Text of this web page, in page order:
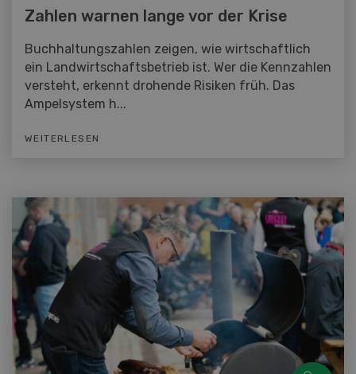
Zahlen warnen lange vor der Krise
Buchhaltungszahlen zeigen, wie wirtschaftlich
ein Landwirtschaftsbetrieb ist. Wer die Kennzahlen
versteht, erkennt drohende Risiken früh. Das
Ampelsystem h...
WEITERLESEN